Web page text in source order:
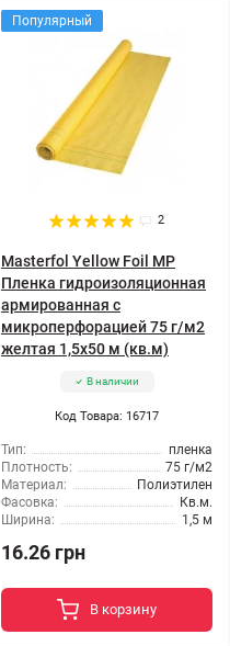
Популярный
2
Masterfol Yellow Foil MP
Пленка гидроизоляционная
армированная с
микроперфорацией 75 г/м2
желтая 1,5x50 м (кв.м)
В наличии
Код Товара: 16717
Тип:
пленка
Плотность:
75 г/м2
Материал:
Полиэтилен
Фасовка:
Кв.м.
Ширина:
1,5 м
16.26 грн
В корзину